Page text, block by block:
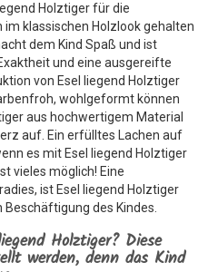
Holztiger für die
im klassischen Holzlook gehalten
dem Kind Spaß und ist
und eine ausgereifte
von Esel liegend Holztiger
wohlgeformt können
aus hochwertigem Material
auf. Ein erfülltes Lachen auf
es mit Esel liegend Holztiger
vieles möglich! Eine
ist Esel liegend Holztiger
des Kindes.
Holztiger? Diese
werden, denn das Kind